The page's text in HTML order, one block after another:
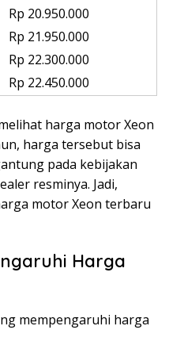
Rp 20.950.000
Rp 21.950.000
Rp 22.300.000
Rp 22.450.000
harga motor Xeon
harga tersebut bisa
pada kebijakan
resminya. Jadi,
motor Xeon terbaru
Harga
mempengaruhi harga